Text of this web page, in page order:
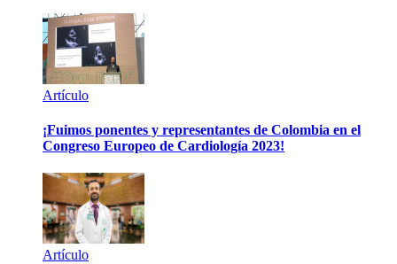
Artículo
¡Fuimos ponentes y representantes de Colombia en el
Congreso Europeo de Cardiología 2023!
Artículo